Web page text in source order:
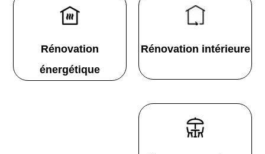
Rénovation
énergétique
Rénovation intérieure